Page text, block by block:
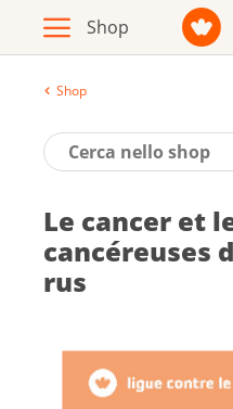
Opuscoli /
Shop
Le can­cer et
can­cé­reuses
rus